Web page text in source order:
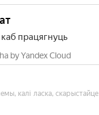
каб працягнуць
by Yandex Cloud
калі ласка, скарыстайце